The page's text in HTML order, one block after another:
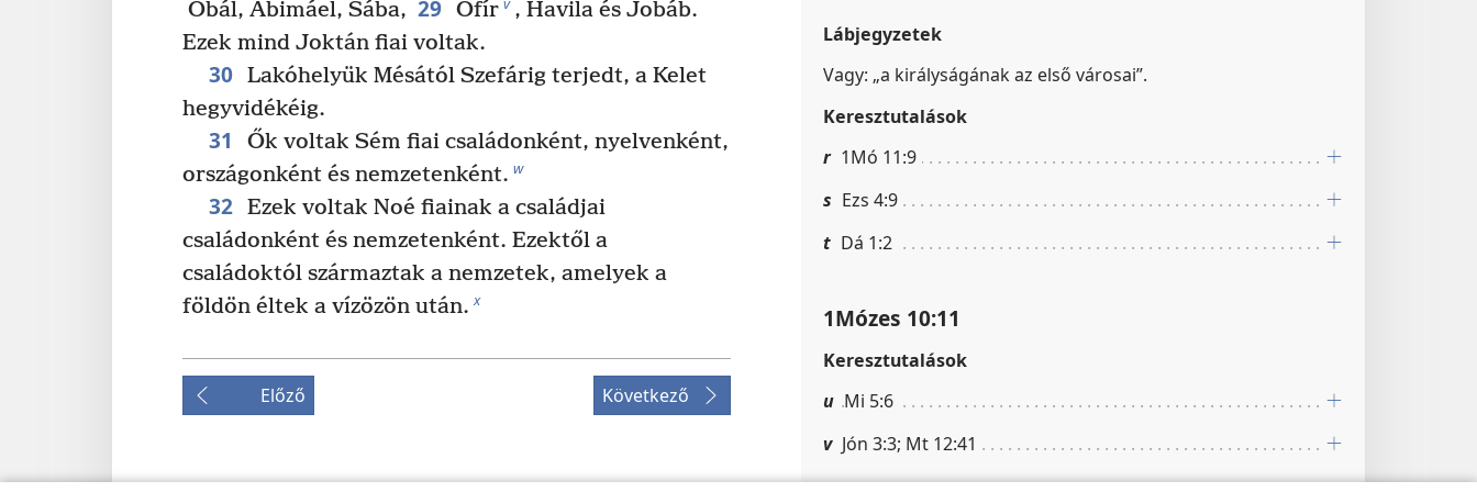
Obál, Abimáel, Sába, 29 Ofír
, Havila és Jobáb.
Ezek mind Joktán fiai voltak.
30 Lakóhelyük Mésától Szefárig terjedt, a Kelet
hegyvidékéig.
31
Ők voltak Sém fiai családonként, nyelvenként,
országonként és nemzetenként. w
32 Ezek voltak Noé fiainak a családjai
családonként és nemzetenként. Ezektől a
családoktól származtak a nemzetek, amelyek a
földön éltek a vízözön után. x
Előző Következő
Lábjegyzetek
Vagy: „a királyságának az első városai”.
Keresztutalások
r 1Mó 11:9
s Ezs 4:9
t Dá 1:2
1Mózes 10:11
Keresztutalások
u Mi 5:6
v Jón 3:3; Mt 12:41